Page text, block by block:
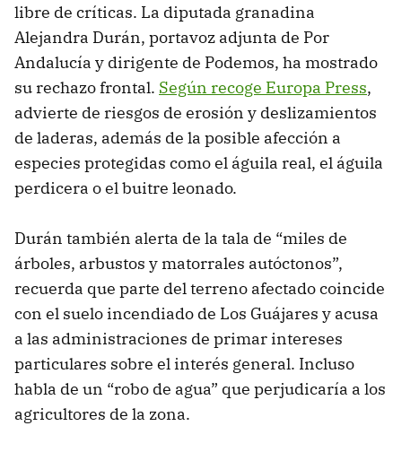
libre de críticas. La diputada granadina
Alejandra Durán, portavoz adjunta de Por
Andalucía y dirigente de Podemos, ha mostrado
su rechazo frontal. Según recoge Europa Press,
advierte de riesgos de erosión y deslizamientos
de laderas, además de la posible afección a
especies protegidas como el águila real, el águila
perdicera o el buitre leonado.
Durán también alerta de la tala de “miles de
árboles, arbustos y matorrales autóctonos”,
recuerda que parte del terreno afectado coincide
con el suelo incendiado de Los Guájares y acusa
a las administraciones de primar intereses
particulares sobre el interés general. Incluso
habla de un “robo de agua” que perjudicaría a los
agricultores de la zona.